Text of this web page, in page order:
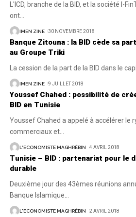
L'ICD, branche de la BID, et la société I-
ont
IMEN ZINE 30 NOVEMBRE 2018
Banque Zitouna : la BID cède sa
au Groupe Triki
La cession de la part de la BID dans le
IMEN ZINE 9 JUILLET 2018
Youssef Chahed : possibilité de
BID en Tunisie
Youssef Chahed a appelé à accélérer le
commerciaux et
L'ECONOMISTE MAGHRÉBIN 4 AVRIL 2018
Tunisie – BID : partenariat pour le
durable
Deuxième jour des 43èmes réunions
Banque Islamique
L'ECONOMISTE MAGHRÉBIN 2 AVRIL 2018